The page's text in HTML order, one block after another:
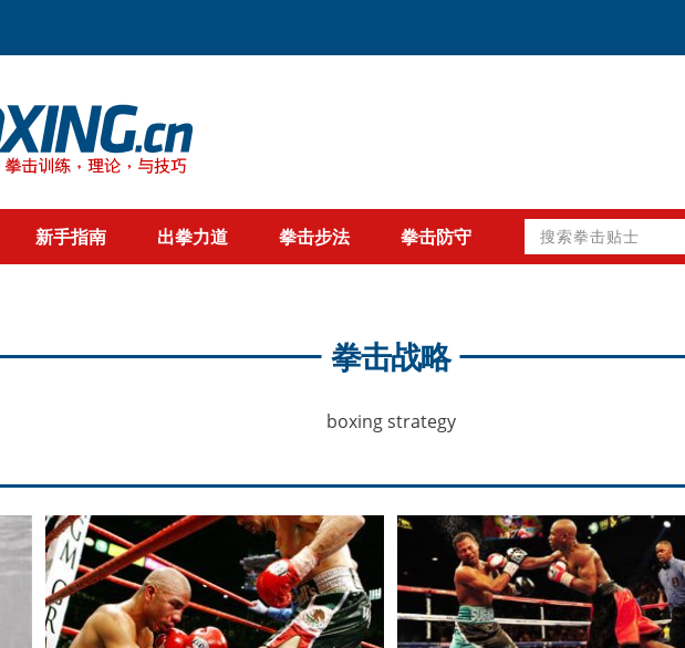
新手指南 出拳力道 拳击步法 拳击防守 搜
索
拳
击
拳击战略
boxing strategy